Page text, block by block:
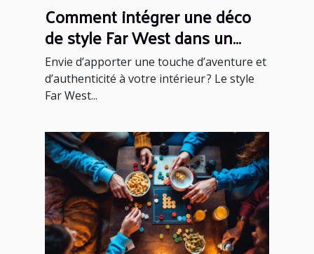
Comment intégrer une déco
de style Far West dans un
intérieur moderne ?
Envie d’apporter une touche d’aventure et
d’authenticité à votre intérieur ? Le style
Far West...